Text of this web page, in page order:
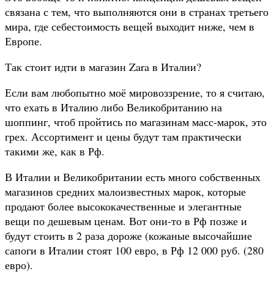
связана с тем, что выполняются они в странах третьего
мира, где себестоимость вещей выходит ниже, чем в
Европе.
Так стоит идти в магазин Zara в Италии?
Если вам любопытно моё мировоззрение, то я считаю,
что ехать в Италию либо Великобританию на
шоппинг, чтоб пройтись по магазинам масс-марок, это
грех. Ассортимент и цены будут там практически
такими же, как в Рф.
В Италии и Великобритании есть много собственных
магазинов средних малоизвестных марок, которые
продают более высококачественные и элегантные
вещи по дешевым ценам. Вот они-то в Рф позже и
будут стоить в 2 раза дороже (кожаные высочайшие
сапоги в Италии стоят 100 евро, в Рф 12 000 руб. (280
евро).